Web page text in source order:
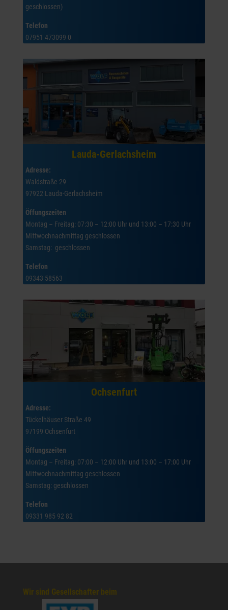
geschlossen)
Telefon
07951 473099 0
Lauda-Gerlachsheim
Adresse:
Waldstraße 29
97922 Lauda-Gerlachsheim
Öffungszeiten
Montag – Freitag: 07:30 – 12:00 Uhr und 13:00 – 17:30 Uhr
Mittwochnachmittag geschlossen
Samstag: geschlossen
Telefon
09343 58563
Ochsenfurt
Adresse:
Tückelhäuser Straße 49
97199 Ochsenfurt
Öffungszeiten
Montag – Freitag: 07:00 – 12:00 Uhr und 13:00 – 17:00 Uhr
Mittwochnachmittag geschlossen
Samstag: geschlossen
Telefon
09331 985 92 82
Wir sind Gesellschafter beim